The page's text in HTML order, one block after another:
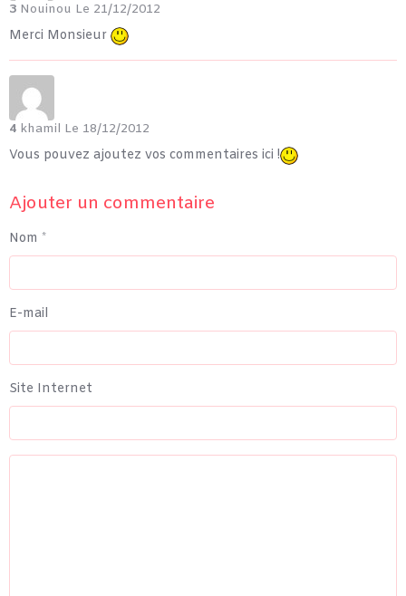
3 Nouinou Le 21/12/2012
Merci Monsieur
4 khamil Le 18/12/2012
Vous pouvez ajoutez vos commentaires ici !
Ajouter un commentaire
Nom
E-mail
Site Internet